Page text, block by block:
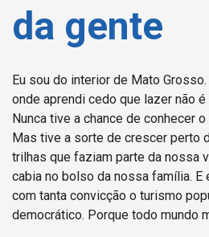
da gente
Eu sou do interior de Mato
onde aprendi cedo que lazer não
Nunca tive a chance de conhecer
Mas tive a sorte de crescer perto
trilhas que faziam parte da nossa
cabia no bolso da nossa família.
com tanta convicção o turismo
democrático. Porque todo mundo